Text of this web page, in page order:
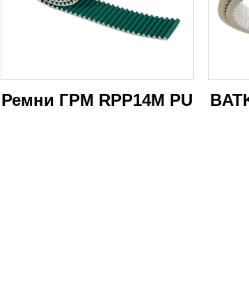
Ремни ГРМ RPP14M PU